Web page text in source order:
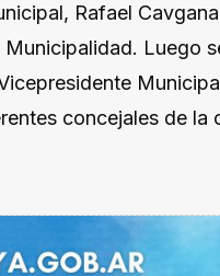
Rafael
Luego
concejales de la